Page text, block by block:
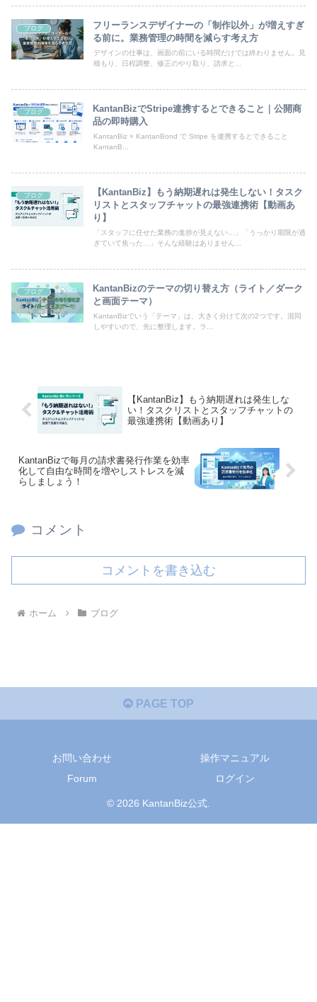
ブログ
フリーランスデザイナーの「制作以外」が増えすぎ
る前に。業務管理の時間を減らす考え方
デザインの仕事は、画面の前にいる時間だけでは終わりません。見
積もり、日程調整、修正のやり取り、請求と...
ブログ
KantanBizでStripe連携するとできること｜公開商
品の即時購入
KantanBiz × KantanBond で Stripe を連携するとできること
KantanB...
ブログ
【KantanBiz】もう納期遅れは発生しない！タスク
リストとスタッフチャットの最強連携術【動画あ
り】
「スタッフに任せた業務の進捗が見えない…」「うっかり期限が過
ぎていて焦った…」そんな経験はありません...
ブログ
KantanBizのテーマの切り替え方（ライト／ダーク
と画面テーマ）
KantanBizでいう「テーマ」は、大きく分けて次の2つです。混同
しやすいので、先に整理します。ラ...
【KantanBiz】もう納期遅れは発生しな
い！タスクリストとスタッフチャットの
最強連携術【動画あり】
KantanBizで毎月の請求書発行作業を効率
化して自由な時間を増やしストレスを減
らしましょう！
コメント
コメントを書き込む
ホーム ブログ
PAGE TOP
お問い合わせ
操作マニュアル
Forum
ログイン
© 2026 KantanBiz公式.